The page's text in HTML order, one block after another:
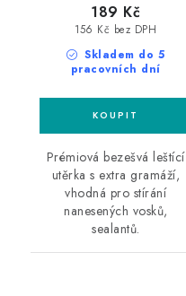
Skladem do 5
pracovních dní
156 Kč bez DPH
189 Kč
Prémiová bezešvá leštící
utěrka s extra gramáží,
vhodná pro stírání
nanesených vosků,
sealantů.